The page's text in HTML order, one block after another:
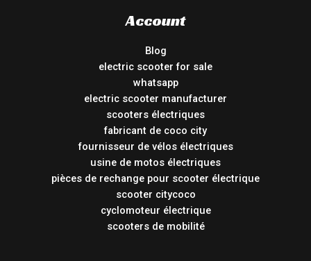
Account
Blog
electric scooter for sale
whatsapp
electric scooter manufacturer
scooters électriques
fabricant de coco city
fournisseur de vélos électriques
usine de motos électriques
pièces de rechange pour scooter électrique
scooter citycoco
cyclomoteur électrique
scooters de mobilité